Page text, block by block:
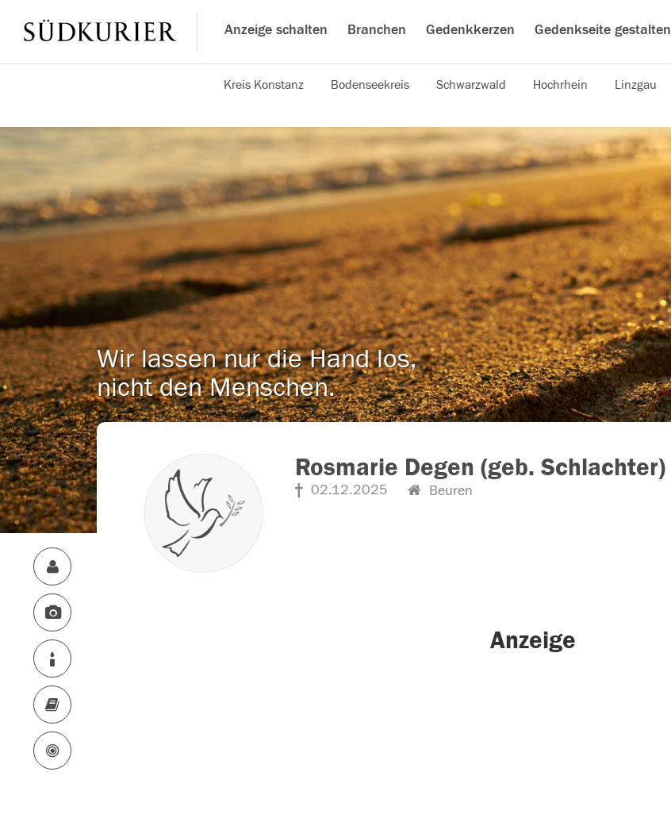
Anzeige schalten Branchen Gedenkkerzen Gedenkseite gestalten
Kreis Konstanz Bodenseekreis Schwarzwald Hochrhein Linzgau
Wir lassen nur die Hand los,
nicht den Menschen.
Rosmarie Degen (geb. Schlachter)
02.12.2025 Beuren
Anzeige